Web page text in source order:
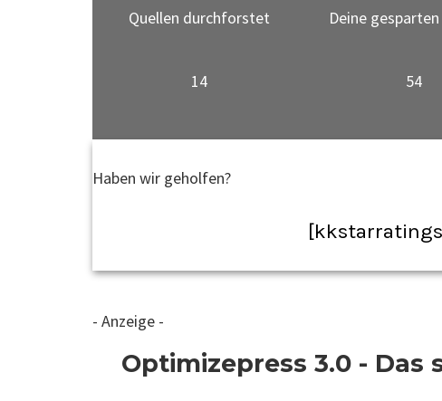
Quellen durchforstet
14
Deine
54
Haben wir geholfen?
- Anzeige -
Optimizepress 3.0 -